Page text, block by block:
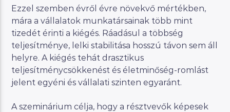
Ezzel szemben évről évre növekvő mértékben,
mára a vállalatok munkatársainak több mint
tizedét érinti a kiégés. Ráadásul a többség
teljesítménye, lelki stabilitása hosszú távon sem áll
helyre. A kiégés tehát drasztikus
teljesítménycsökkenést és életminőség-romlást
jelent egyéni és vállalati szinten egyaránt.
A szeminárium célja, hogy a résztvevők képesek